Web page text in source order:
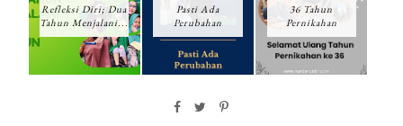
Refleksi Diri; Dua
Tahun Menjalani...
Pasti Ada
Perubahan
36 Tahun
Pernikahan